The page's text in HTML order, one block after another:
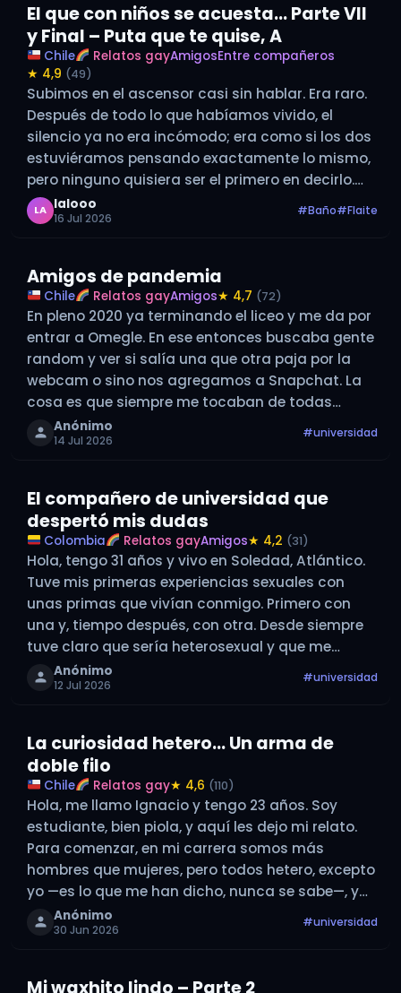
El que con niños se acuesta… Parte VII
y Final – Puta que te quise, A
Chile Relatos gayAmigosEntre compañeros
★ 4,9 (49)
Subimos en el ascensor casi sin hablar. Era raro.
Después de todo lo que habíamos vivido, el
silencio ya no era incómodo; era como si los dos
estuviéramos pensando exactamente lo mismo,
pero ninguno quisiera ser el primero en decirlo.
Abrí la puerta del departamento. —Pasa nomás.
Entró mirando para…
LA lalooo
16 Jul 2026
#Baño#Flaite
Amigos de pandemia
Chile Relatos gayAmigos★ 4,7 (72)
En pleno 2020 ya terminando el liceo y me da por
entrar a Omegle. En ese entonces buscaba gente
random y ver si salía una que otra paja por la
webcam o sino nos agregamos a Snapchat. La
cosa es que siempre me tocaban de todas
partes del mundo, incluso…
Anónimo
14 Jul 2026
#universidad
El compañero de universidad que
despertó mis dudas
Colombia Relatos gayAmigos★ 4,2 (31)
Hola, tengo 31 años y vivo en Soledad, Atlántico.
Tuve mis primeras experiencias sexuales con
unas primas que vivían conmigo. Primero con
una y, tiempo después, con otra. Desde siempre
tuve claro que sería heterosexual y que me
gustaban solo las mujeres. Pero en la universidad
conocí a un man…
Anónimo
12 Jul 2026
#universidad
La curiosidad hetero… Un arma de
doble filo
Chile Relatos gay★ 4,6 (110)
Hola, me llamo Ignacio y tengo 23 años. Soy
estudiante, bien piola, y aquí les dejo mi relato.
Para comenzar, en mi carrera somos más
hombres que mujeres, pero todos hetero, excepto
yo —es lo que me han dicho, nunca se sabe—, y
me hablan de sus pololas e incluso…
Anónimo
30 Jun 2026
#universidad
Mi waxhito lindo – Parte 2